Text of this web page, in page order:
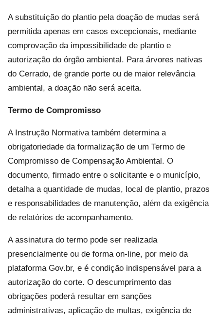
A substituição do plantio pela doação de mudas será
permitida apenas em casos excepcionais, mediante
comprovação da impossibilidade de plantio e
autorização do órgão ambiental. Para árvores nativas
do Cerrado, de grande porte ou de maior relevância
ambiental, a doação não será aceita.
Termo de Compromisso
A Instrução Normativa também determina a
obrigatoriedade da formalização de um Termo de
Compromisso de Compensação Ambiental. O
documento, firmado entre o solicitante e o município,
detalha a quantidade de mudas, local de plantio, prazos
e responsabilidades de manutenção, além da exigência
de relatórios de acompanhamento.
A assinatura do termo pode ser realizada
presencialmente ou de forma on-line, por meio da
plataforma Gov.br, e é condição indispensável para a
autorização do corte. O descumprimento das
obrigações poderá resultar em sanções
administrativas, aplicação de multas, exigência de